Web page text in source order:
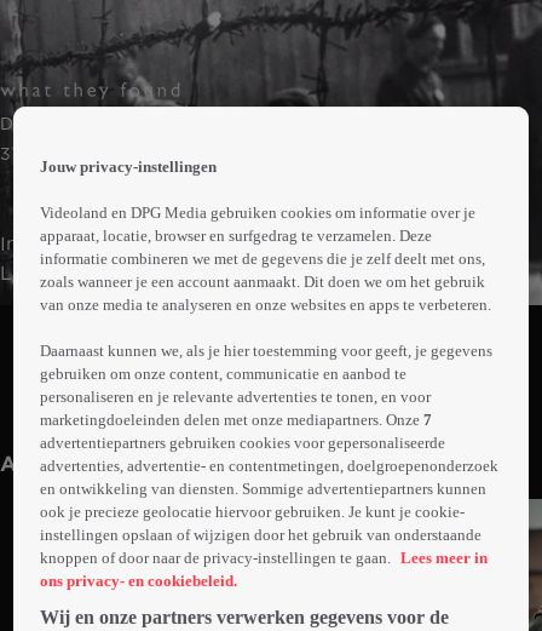
Documentaire
37min
In april 1945 ontdekken sergeanten Mike Lewis en Bill
Lawrie van het Britse leger bij het Noord-Duitse Celle het
kamp Bergen-Belsen, waarvan hen verteld werd dat het
bevrijdingstroepen ontdekken ze de gruwelijke realiteit
van het kamp en leggen dit vast op film.
Abonneren op Videoland
Meer
info
Anderen kijken ook
Jouw privacy-instellingen
Videoland en DPG Media gebruiken cookies om informatie over je
apparaat, locatie, browser en surfgedrag te verzamelen. Deze
informatie combineren we met de gegevens die je zelf deelt met ons,
zoals wanneer je een account aanmaakt. Dit doen we om het gebruik
van onze media te analyseren en onze websites en apps te verbeteren.
Daarnaast kunnen we, als je hier toestemming voor geeft, je gegevens
gebruiken om onze content, communicatie en aanbod te
personaliseren en je relevante advertenties te tonen, en voor
marketingdoeleinden delen met onze mediapartners. Onze7
advertentiepartners gebruiken cookies voor gepersonaliseerde
advertenties, advertentie- en contentmetingen, doelgroepenonderzoek
en ontwikkeling van diensten. Sommige advertentiepartners kunnen
ook je precieze geolocatie hiervoor gebruiken. Je kunt je cookie-
instellingen opslaan of wijzigen door het gebruik van onderstaande
knoppen of door naar de privacy-instellingen te gaan.
Lees meer in
ons privacy- en cookiebeleid.
Wij en onze partners verwerken gegevens voor de